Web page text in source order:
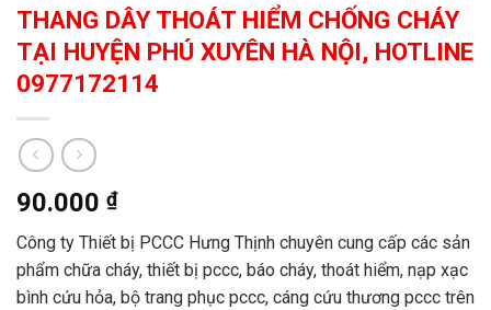
THANG DÂY THOÁT HIỂM CHỐNG CHÁY
TẠI HUYỆN PHÚ XUYÊN HÀ NỘI, HOTLINE
0977172114
90.000 ₫
Công ty Thiết bị PCCC Hưng Thịnh chuyên cung cấp các sản
phẩm chữa cháy, thiết bị pccc, báo cháy, thoát hiểm, nạp xạc
bình cứu hỏa, bộ trang phục pccc, cáng cứu thương pccc trên